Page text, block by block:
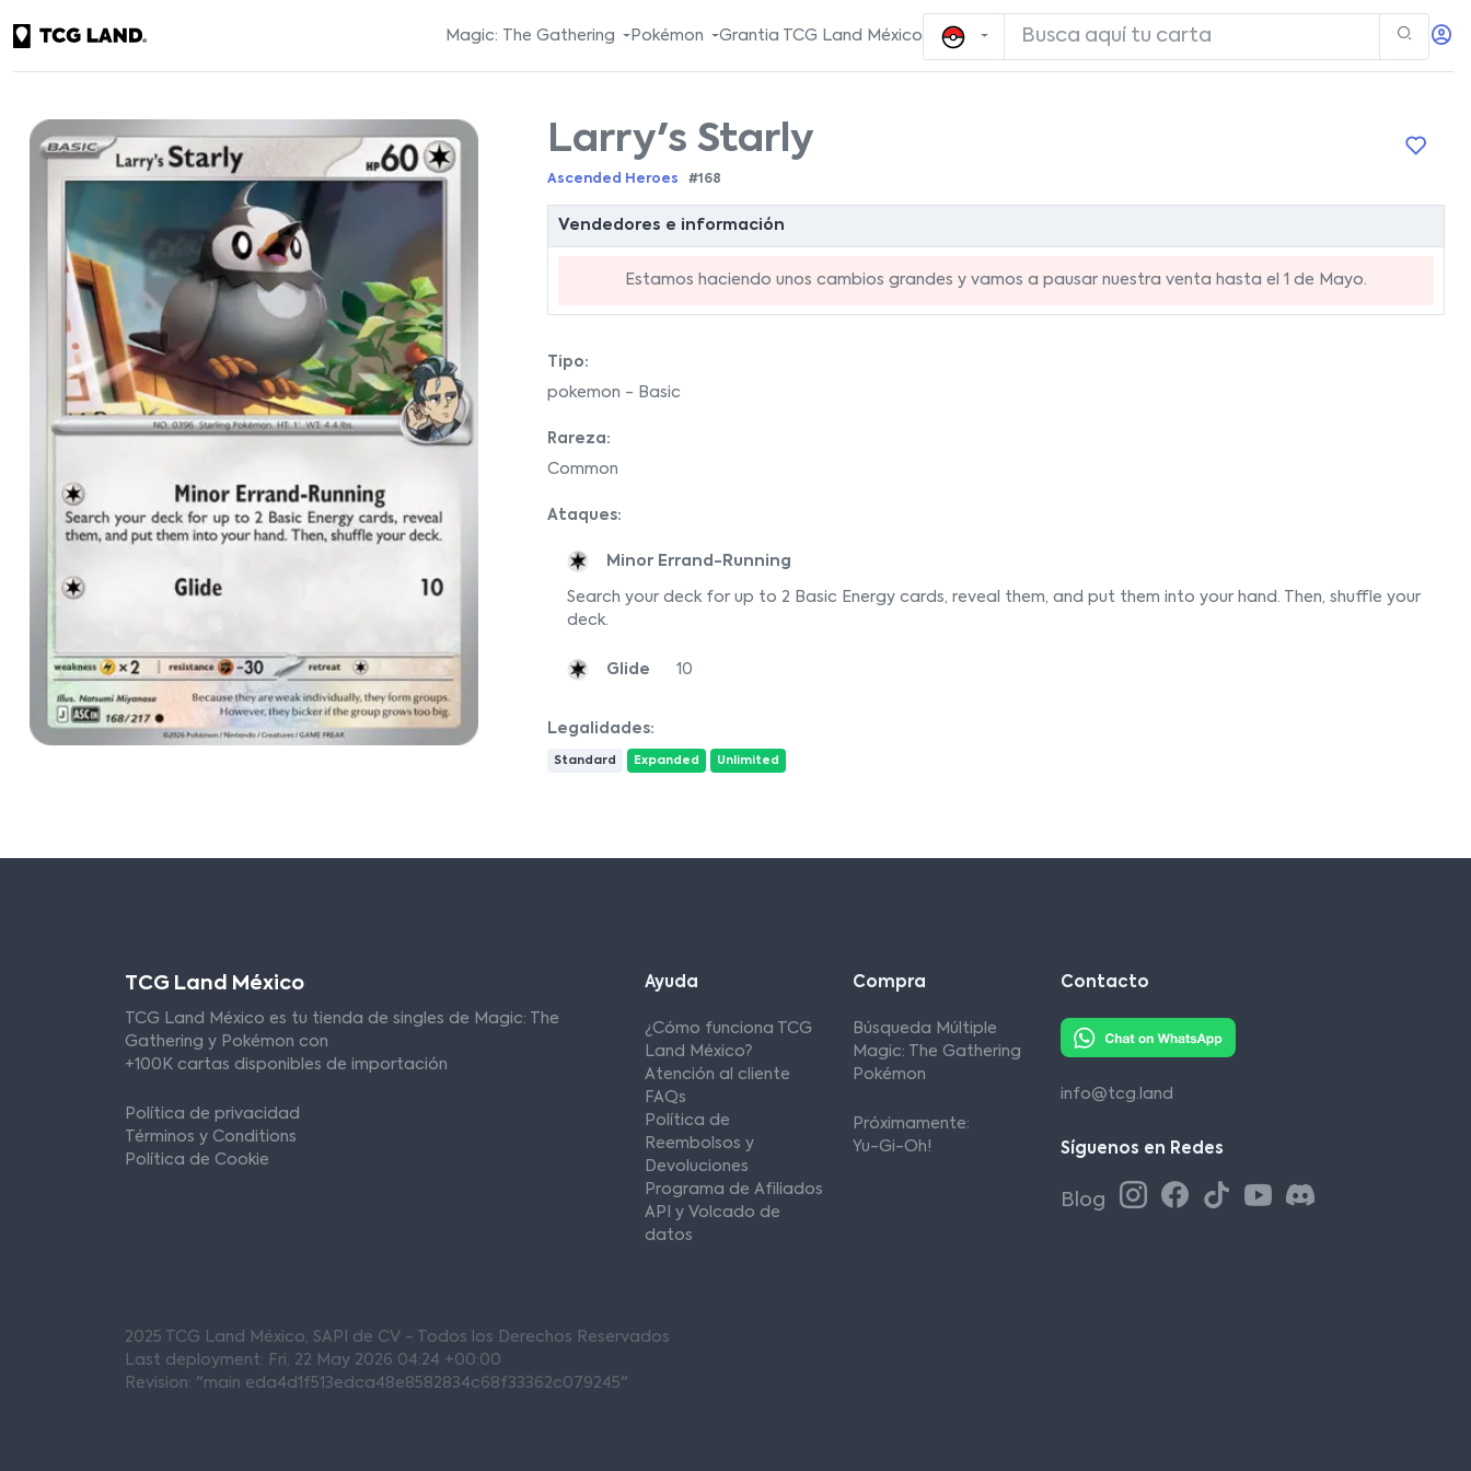
Magic: The Gathering Pokémon Grantia TCG Land México
Larry's Starly
Ascended Heroes #168
Vendedores e información
Estamos haciendo unos cambios grandes y vamos a pausar nuestra venta hasta el 1 de Mayo.
Tipo:
pokemon - Basic
Rareza:
Common
Ataques:
Minor Errand-Running
Search your deck for up to 2 Basic Energy cards, reveal them, and put them into your hand. Then, shuffle your
deck.
Glide 10
Legalidades:
Standard Expanded Unlimited
TCG Land México
TCG Land México es tu tienda de singles de Magic: The
Gathering y Pokémon con
+100K cartas disponibles de importación
Política de privacidad
Términos y Conditions
Política de Cookie
Ayuda
¿Cómo funciona TCG
Land México?
Atención al cliente
FAQs
Política de
Reembolsos y
Devoluciones
Programa de Afiliados
API y Volcado de
datos
Compra
Búsqueda Múltiple
Magic: The Gathering
Pokémon
Próximamente:
Yu-Gi-Oh!
Contacto
info@tcg.land
Síguenos en Redes
Blog
2025 TCG Land México, SAPI de CV - Todos los Derechos Reservados
Last deployment: Fri, 22 May 2026 04:24 +00:00
Revision: "main eda4d1f513edca48e8582834c68f33362c079245"